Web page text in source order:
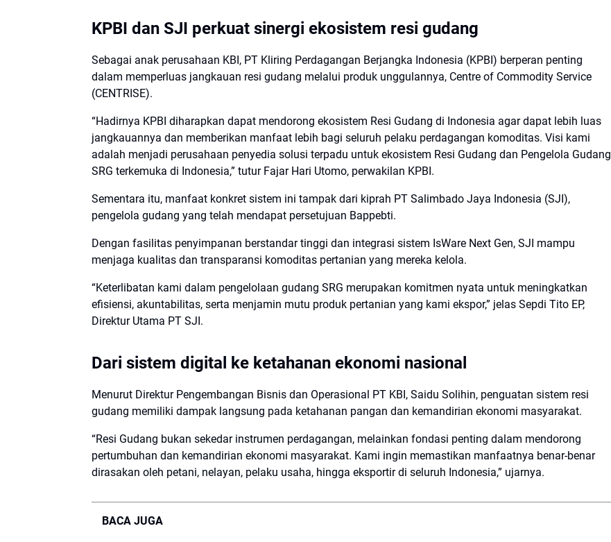
KPBI dan SJI perkuat sinergi ekosistem resi gudang
Sebagai anak perusahaan KBI, PT Kliring Perdagangan Berjangka Indonesia (KPBI) berperan penting
dalam memperluas jangkauan resi gudang melalui produk unggulannya, Centre of Commodity Service
(CENTRISE).
“Hadirnya KPBI diharapkan dapat mendorong ekosistem Resi Gudang di Indonesia agar dapat lebih luas
jangkauannya dan memberikan manfaat lebih bagi seluruh pelaku perdagangan komoditas. Visi kami
adalah menjadi perusahaan penyedia solusi terpadu untuk ekosistem Resi Gudang dan Pengelola Gudang
SRG terkemuka di Indonesia,” tutur Fajar Hari Utomo, perwakilan KPBI.
Sementara itu, manfaat konkret sistem ini tampak dari kiprah PT Salimbado Jaya Indonesia (SJI),
pengelola gudang yang telah mendapat persetujuan Bappebti.
Dengan fasilitas penyimpanan berstandar tinggi dan integrasi sistem IsWare Next Gen, SJI mampu
menjaga kualitas dan transparansi komoditas pertanian yang mereka kelola.
“Keterlibatan kami dalam pengelolaan gudang SRG merupakan komitmen nyata untuk meningkatkan
efisiensi, akuntabilitas, serta menjamin mutu produk pertanian yang kami ekspor,” jelas Sepdi Tito EP,
Direktur Utama PT SJI.
Dari sistem digital ke ketahanan ekonomi nasional
Menurut Direktur Pengembangan Bisnis dan Operasional PT KBI, Saidu Solihin, penguatan sistem resi
gudang memiliki dampak langsung pada ketahanan pangan dan kemandirian ekonomi masyarakat.
“Resi Gudang bukan sekedar instrumen perdagangan, melainkan fondasi penting dalam mendorong
pertumbuhan dan kemandirian ekonomi masyarakat. Kami ingin memastikan manfaatnya benar-benar
dirasakan oleh petani, nelayan, pelaku usaha, hingga eksportir di seluruh Indonesia,” ujarnya.
BACA JUGA